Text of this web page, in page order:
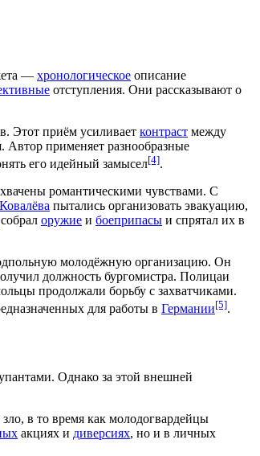
— хронологическое описание
отступления. Они рассказывают о
Этот приём усиливает контраст между
Автор применяет разнообразные
его идейный замысел[4].
романтическими чувствами. С
пытались организовать эвакуацию,
собрал оружие и боеприпасы и спрятал их в
молодёжную организацию. Он
должность бургомистра. Полицаи
продолжали борьбу с захватчиками.
для работы в Германии[5].
Однако за этой внешней
в то время как молодогвардейцы
акциях и диверсиях, но и в личных